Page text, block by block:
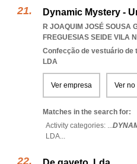
Dynamic Mystery -
R JOAQUIM JOSÉ SOUSA
FREGUESIAS SEIDE VILA
Confecção de vestuário de
LDA
Ver empresa Ver
Matches in the search for:
Activity categories: ...
LDA...